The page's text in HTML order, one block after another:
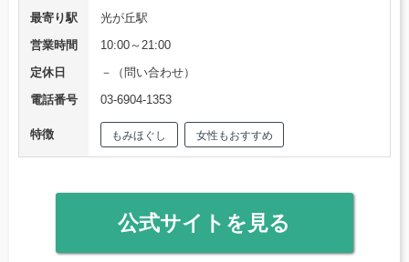
最寄り駅
光が丘駅
営業時間
10:00～21:00
定休日
－（問い合わせ）
電話番号
03-6904-1353
特徴 もみほぐし 女性もおすすめ
公式サイトを見る